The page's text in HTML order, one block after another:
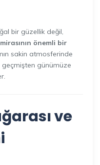
bir güzellik değil,
önemli bir
sakin atmosferinde
günümüze
ve